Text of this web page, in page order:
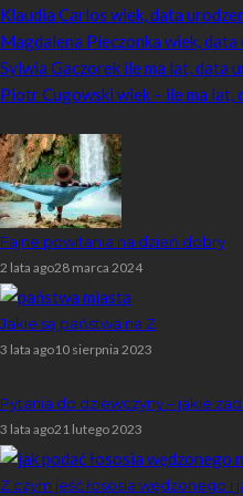
Klaudia Carlos wiek, data
Magdalena Pieczonka wiek, data
Sylwia Gaczorek ile ma lat, data
Piotr Cugowski wiek – ile ma lat,
Fajne powitania na dzień dobry
2 lata ago28 marca 2024
Jakie są państwa na Z
3 lata ago10 sierpnia 2023
Pytania do dziewczyny – jakie
3 lata ago21 lutego 2023
Z czym jeść łososia wędzonego i